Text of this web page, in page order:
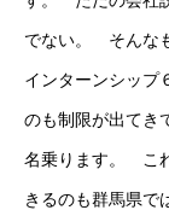
でない。 そんな
インターンシップ
のも制限が出てき
名乗ります。 こ
きるのも群馬県で